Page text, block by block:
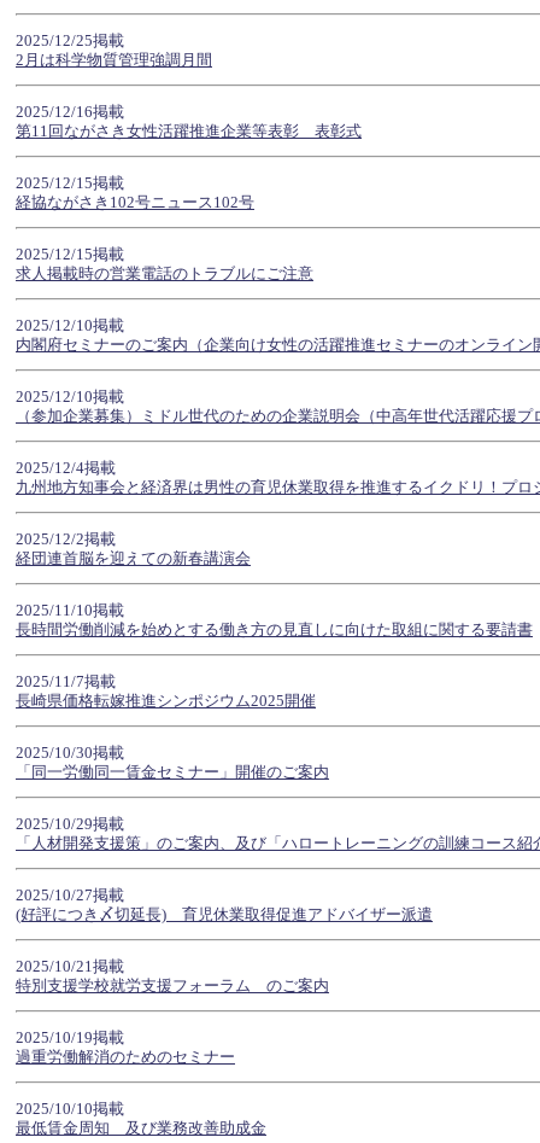
2025/12/25掲載
2月は科学物質管理強調月間
2025/12/16掲載
第11回ながさき女性活躍推進企業等表彰 表彰式
2025/12/15掲載
経協ながさき102号ニュース102号
2025/12/15掲載
求人掲載時の営業電話のトラブルにご注意
2025/12/10掲載
内閣府セミナーのご案内（企業向け女性の活躍推進セミナーのオンライン
2025/12/10掲載
（参加企業募集）ミドル世代のための企業説明会（中高年世代活躍応援プ
2025/12/4掲載
九州地方知事会と経済界は男性の育児休業取得を推進するイクドリ！プ
2025/12/2掲載
経団連首脳を迎えての新春講演会
2025/11/10掲載
長時間労働削減を始めとする働き方の見直しに向けた取組に関する要請書
2025/11/7掲載
長崎県価格転嫁推進シンポジウム2025開催
2025/10/30掲載
「同一労働同一賃金セミナー」開催のご案内
2025/10/29掲載
「人材開発支援策」のご案内、及び「ハロートレーニングの訓練コース
2025/10/27掲載
(好評につき〆切延長) 育児休業取得促進アドバイザー派遣
2025/10/21掲載
特別支援学校就労支援フォーラム のご案内
2025/10/19掲載
過重労働解消のためのセミナー
2025/10/10掲載
最低賃金周知 及び業務改善助成金